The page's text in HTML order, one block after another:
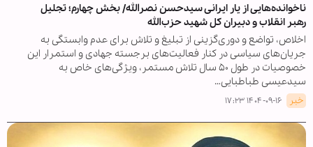
ناخوانده‌هایی از یار ایرانی سیدحسن نصرالله/ بخش چهارم؛ تجلیل
رهبر انقلاب و دبیران کل شهید حزب‌الله
اخلاص، تواضع و دوری‌گزینی از تبلیغ و تلاش برای عدم وابستگی به
جریان‌های سیاسی در کنار فعالیت‌های برجسته جهادی و استمرار این
خصوصیات در طول ۵۰ سال تلاش مستمر، ویژگی‌های خاص به
سیدعیسی طباطبایی…
خبر ۱۴۰۴-۰۹-۱۶ ۱۷:۲۳